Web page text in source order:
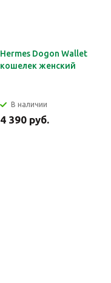
Hermes Dogon Wallet
кошелек женский
В наличии
4 390 руб.